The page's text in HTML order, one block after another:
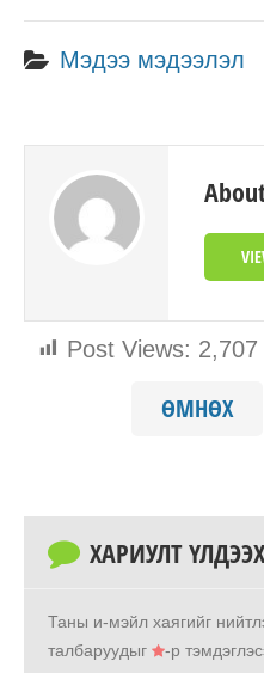
Post Views: 2,707
Мэдээ мэдээлэл
ӨМНӨХ
ХАРИУЛТ ҮЛДЭЭХ
Таны и-мэйл хаягийг
талбаруудыг
-р